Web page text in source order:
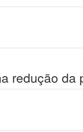
redução da